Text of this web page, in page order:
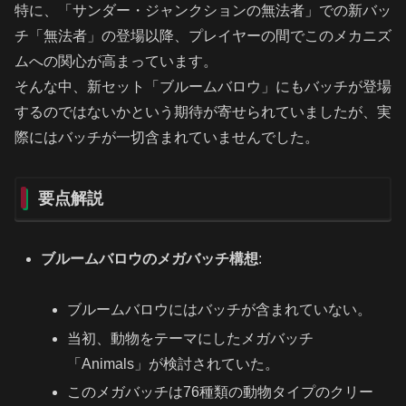
特に、「サンダー・ジャンクションの無法者」での新バッ
チ「無法者」の登場以降、プレイヤーの間でこのメカニズ
ムへの関心が高まっています。
そんな中、新セット「ブルームバロウ」にもバッチが登場
するのではないかという期待が寄せられていましたが、実
際にはバッチが一切含まれていませんでした。
要点解説
ブルームバロウのメガバッチ構想:
ブルームバロウにはバッチが含まれていない。
当初、動物をテーマにしたメガバッチ
「Animals」が検討されていた。
このメガバッチは76種類の動物タイプのクリー